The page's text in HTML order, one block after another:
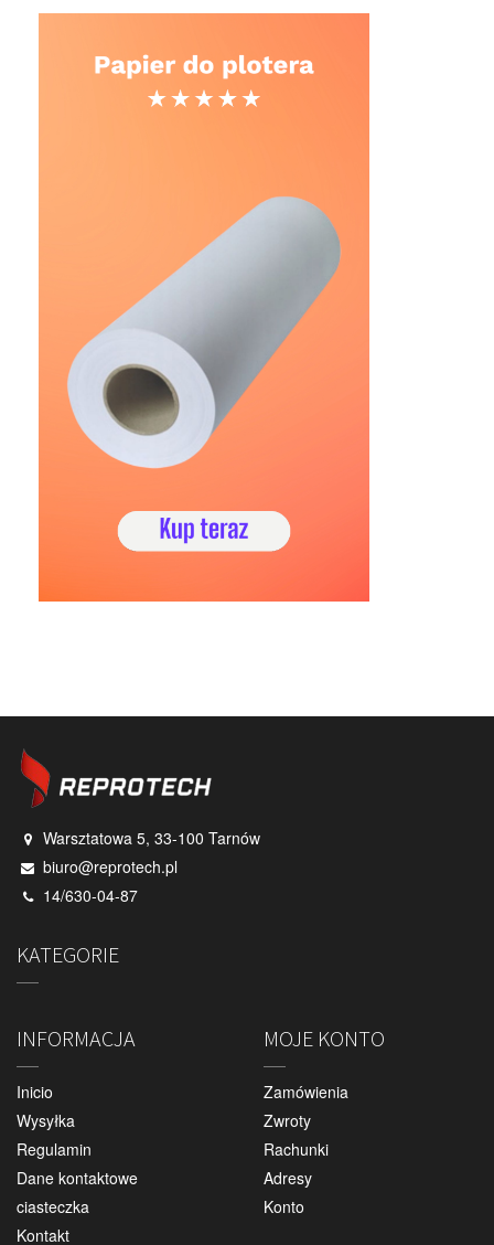
Warsztatowa 5, 33-100 Tarnów
biuro@reprotech.pl
14/630-04-87
KATEGORIE
INFORMACJA
Inicio
Wysyłka
Regulamin
Dane kontaktowe
ciasteczka
Kontakt
MOJE KONTO
Zamówienia
Zwroty
Rachunki
Adresy
Konto